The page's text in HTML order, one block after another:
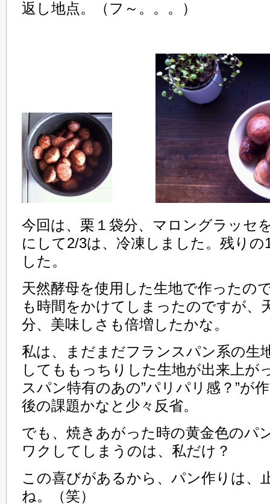
返し地点。（フ～。。。）
今回は、栗１袋分、マロングラッセ
にして2/3は、冷凍しました。残り
した。
天然酵母を使用した生地で作ったの
も時間をかけてしまったのですが、
分、美味しさも倍増したかな。
私は、まだまだフランスパン系の生
してももっちりした生地が出来上が
スパン特有のあの”パリパリ感？”が
後の課題かなと少々反省。
でも、焼きあがった時の黄金色のパ
ワクしてしまうのは、私だけ？
この喜びがあるから、パン作りは、
ね。（笑）